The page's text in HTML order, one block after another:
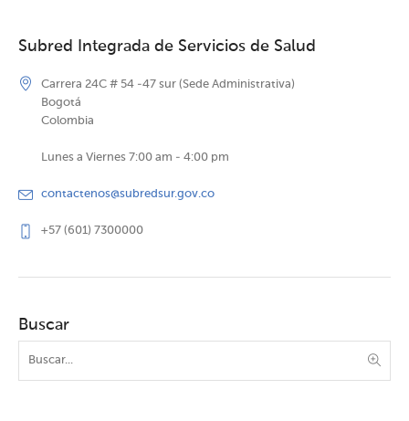
Subred Integrada de Servicios de Salud
Carrera 24C # 54 -47 sur (Sede Administrativa)
Bogotá
Colombia
Lunes a Viernes 7:00 am - 4:00 pm
contactenos@subredsur.gov.co
+57 (601) 7300000
Buscar